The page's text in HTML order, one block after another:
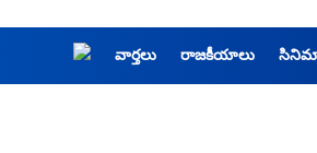
వార్తలు రాజకీయాలు